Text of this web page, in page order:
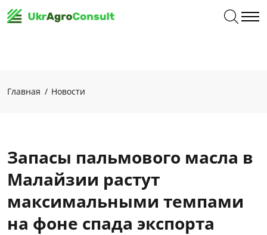
Главная Новости
Запасы пальмового масла в
Малайзии растут
максимальными темпами
на фоне спада экспорта